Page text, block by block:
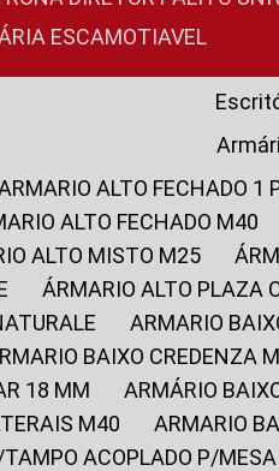
ESCAMOTIAVEL
ARMARIO ALTO FECHADO 1
ALTO FECHADO M40
ALTO MISTO M25
ÁRMARIO ALTO PLAZA
ARMARIO
ARMARIO BAIXO CREDENZA
18 MM
ARMÁRIO
M40
ARMARIO
TAMPO ACOPLADO P/